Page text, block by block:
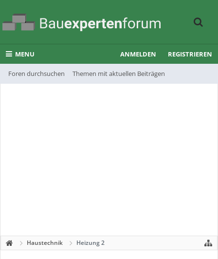
MENU
Foren durchsuchen Themen mit aktuellen Beiträgen
ANMELDEN REGISTRIEREN
Haustechnik Heizung 2